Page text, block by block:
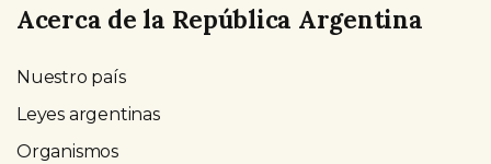
Acerca de la República Argentina
Nuestro país
Leyes argentinas
Organismos